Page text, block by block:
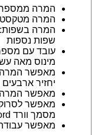
המרה
המרה
שפות נספות
מינוס מאה
יחזיר
מאפשר המרה
מאפשר
מסמך וורד Word או גליון נתוני אקסל Excel
מאפשר עבודה